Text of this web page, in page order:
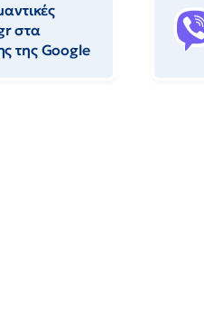
στα
της Google